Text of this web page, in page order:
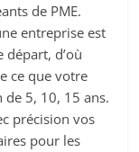
de PME.
entreprise est
d’où
ce que votre
5, 10, 15 ans.
précision vos
pour les